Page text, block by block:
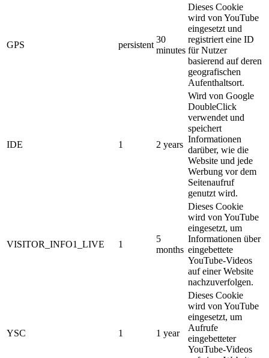
GPS persistent
30
minutes
Dieses Cookie
wird von YouTube
eingesetzt und
registriert eine ID
für Nutzer
basierend auf deren
geografischen
Aufenthaltsort.
IDE 1 2 years
Wird von Google
DoubleClick
verwendet und
speichert
Informationen
darüber, wie die
Website und jede
Werbung vor dem
Seitenaufruf
genutzt wird.
VISITOR_INFO1_LIVE 1
5
months
Dieses Cookie
wird von YouTube
eingesetzt, um
Informationen über
eingebettete
YouTube-Videos
auf einer Website
nachzuverfolgen.
YSC 1 1 year
Dieses Cookie
wird von YouTube
eingesetzt, um
Aufrufe
eingebetteter
YouTube-Videos